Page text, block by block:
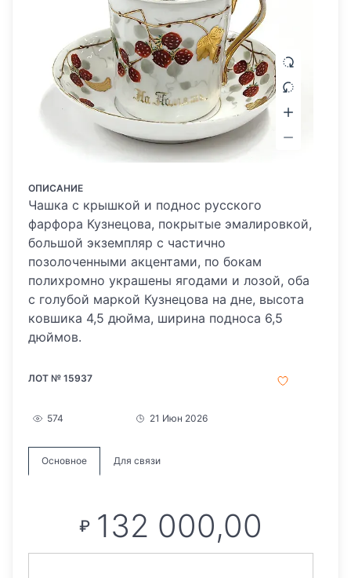
ОПИСАНИЕ
Чашка с крышкой и поднос русского
фарфора Кузнецова, покрытые эмалировкой,
большой экземпляр с частично
позолоченными акцентами, по бокам
полихромно украшены ягодами и лозой, оба
с голубой маркой Кузнецова на дне, высота
ковшика 4,5 дюйма, ширина подноса 6,5
дюймов.
ЛОТ № 15937
574 21 Июн 2026
Основное Для связи
₽ 132 000,00